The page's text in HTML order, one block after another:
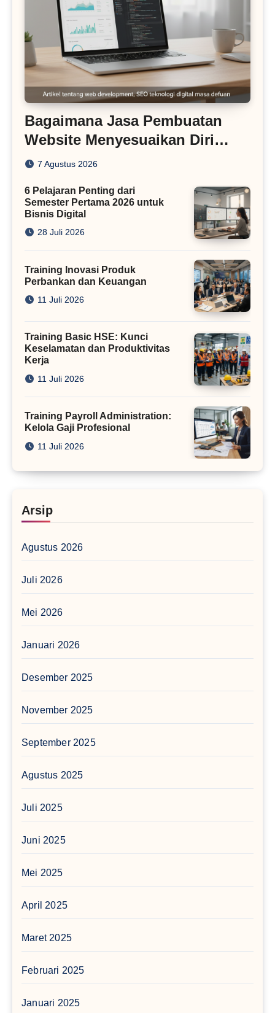
Bagaimana Jasa Pembuatan
Website Menyesuaikan Diri
dengan Algoritma SEO Masa
7 Agustus 2026
6 Pelajaran Penting dari
Semester Pertama 2026 untuk
Bisnis Digital
28 Juli 2026
Training Inovasi Produk
Perbankan dan Keuangan
11 Juli 2026
Training Basic HSE: Kunci
Keselamatan dan Produktivitas
Kerja
11 Juli 2026
Training Payroll Administration:
Kelola Gaji Profesional
11 Juli 2026
Arsip
Agustus 2026
Juli 2026
Mei 2026
Januari 2026
Desember 2025
November 2025
September 2025
Agustus 2025
Juli 2025
Juni 2025
Mei 2025
April 2025
Maret 2025
Februari 2025
Januari 2025